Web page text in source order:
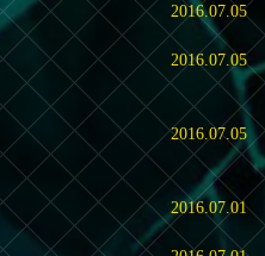
2016.07.05
2016.07.05
2016.07.05
2016.07.01